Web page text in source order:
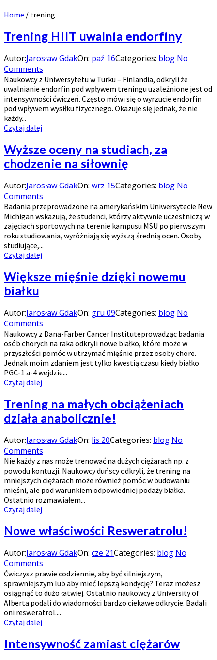
Home / trening
Trening HIIT uwalnia endorfiny
Autor:Jarosław GdakOn: paź 16Categories: blog No
Comments
Naukowcy z Uniwersytetu w Turku – Finlandia, odkryli że
uwalnianie endorfin pod wpływem treningu uzależnione jest od
intensywności ćwiczeń. Często mówi się o wyrzucie endorfin
pod wpływem wysiłku fizycznego. Okazuje się jednak, że nie
każdy...
Czytaj dalej
Wyższe oceny na studiach, za
chodzenie na siłownię
Autor:Jarosław GdakOn: wrz 15Categories: blog No
Comments
Badania przeprowadzone na amerykańskim Uniwersytecie New
Michigan wskazują, że studenci, którzy aktywnie uczestniczą w
zajęciach sportowych na terenie kampusu MSU po pierwszym
roku studiowania, wyróżniają się wyższą średnią ocen. Osoby
studiujące,...
Czytaj dalej
Większe mięśnie dzięki nowemu
białku
Autor:Jarosław GdakOn: gru 09Categories: blog No
Comments
Naukowcy z Dana-Farber Cancer Instituteprowadząc badania
osób chorych na raka odkryli nowe białko, które może w
przyszłości pomóc w utrzymać mięśnie przez osoby chore.
Jednak moim zdaniem jest tylko kwestią czasu kiedy białko
PGC-1 a-4 wejdzie...
Czytaj dalej
Trening na małych obciążeniach
działa anabolicznie!
Autor:Jarosław GdakOn: lis 20Categories: blog No
Comments
Nie każdy z nas może trenować na dużych ciężarach np. z
powodu kontuzji. Naukowcy duńscy odkryli, że trening na
mniejszych ciężarach może również pomóc w budowaniu
mięśni, ale pod warunkiem odpowiedniej podaży białka.
Ostatnio rozmawiałem...
Czytaj dalej
Nowe właściwości Resweratrolu!
Autor:Jarosław GdakOn: cze 21Categories: blog No
Comments
Ćwiczysz prawie codziennie, aby być silniejszym,
sprawniejszym lub aby mieć lepszą kondycję? Teraz możesz
osiągnąć to dużo łatwiej. Ostatnio naukowcy z University of
Alberta podali do wiadomości bardzo ciekawe odkrycie. Badali
oni resweratrol....
Czytaj dalej
Intensywność zamiast ciężarów